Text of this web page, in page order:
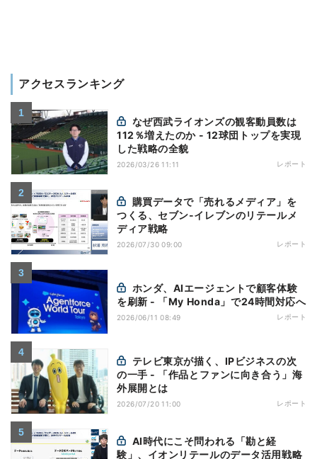
アクセスランキング
112％増えたのか - 12球団トップを実現
した戦略の全貌
2026/03/26 11:11 レポート
つくる、セブン-イレブンのリテールメ
ディア戦略
2026/07/30 09:00 レポート
を刷新 - 「My Honda」で24時間対応へ
2026/06/11 08:49 レポート
の一手 - 「作品とファンに向き合う」海
外展開とは
2026/07/20 11:00 レポート
験」、イオンリテールのデータ活用戦略